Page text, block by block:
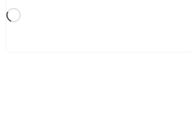
Cargando...